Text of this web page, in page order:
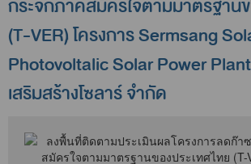
กระจกภาคสมัครใจตามมาตรฐานข
(T-VER) โครงการ Sermsang
Photovoltalic Solar Power
เสริมสร้างโซลาร์ จำกัด